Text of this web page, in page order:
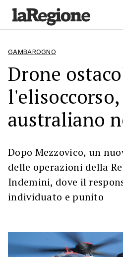
GAMBAROGNO
Drone
australiano
Dopo Mezzovico, un
delle operazioni della
Indemini, dove il
individuato e punito